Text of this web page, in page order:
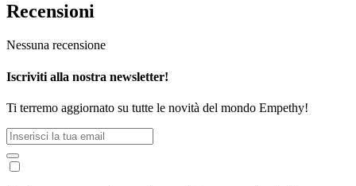
Recensioni
Nessuna recensione
Iscriviti alla nostra newsletter!
Ti terremo aggiornato su tutte le novità del mondo Empethy!